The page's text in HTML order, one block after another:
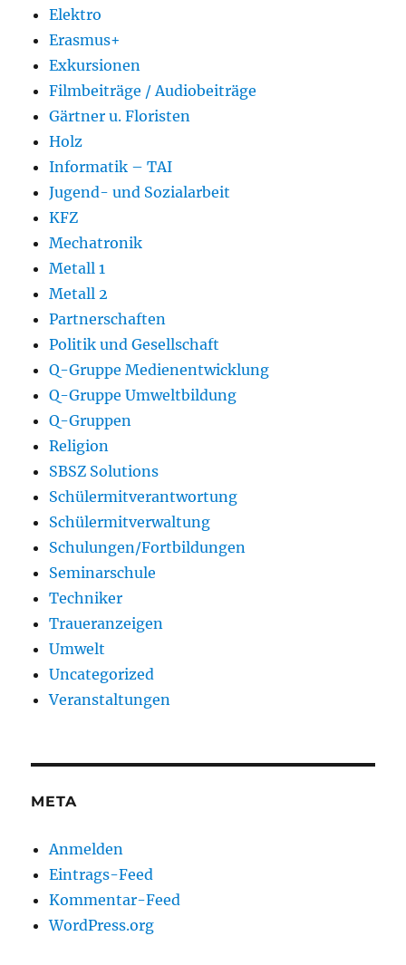
Elektro
Erasmus+
Exkursionen
Filmbeiträge / Audiobeiträge
Gärtner u. Floristen
Holz
Informatik – TAI
Jugend- und Sozialarbeit
KFZ
Mechatronik
Metall 1
Metall 2
Partnerschaften
Politik und Gesellschaft
Q-Gruppe Medienentwicklung
Q-Gruppe Umweltbildung
Q-Gruppen
Religion
SBSZ Solutions
Schülermitverantwortung
Schülermitverwaltung
Schulungen/Fortbildungen
Seminarschule
Techniker
Traueranzeigen
Umwelt
Uncategorized
Veranstaltungen
META
Anmelden
Eintrags-Feed
Kommentar-Feed
WordPress.org